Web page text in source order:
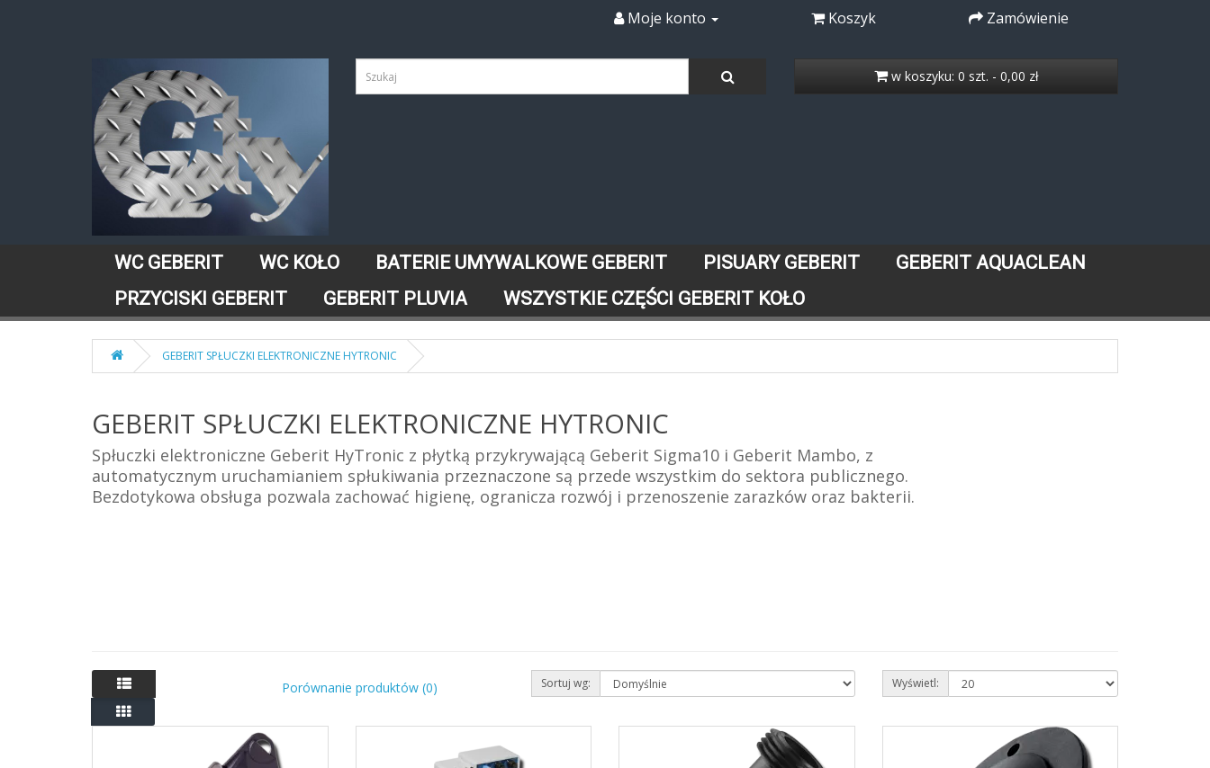
Moje konto Koszyk Zamówienie
w koszyku: 0 szt. - 0,00 zł
WC GEBERIT WC KOŁO BATERIE UMYWALKOWE GEBERIT PISUARY GEBERIT
GEBERIT AQUACLEAN
PRZYCISKI GEBERIT
GEBERIT PLUVIA WSZYSTKIE CZĘŚCI GEBERIT KOŁO
GEBERIT SPŁUCZKI ELEKTRONICZNE HYTRONIC
GEBERIT SPŁUCZKI ELEKTRONICZNE HYTRONIC
Spłuczki elektroniczne Geberit HyTronic z płytką przykrywającą Geberit Sigma10 i Geberit Mambo, z
automatycznym uruchamianiem spłukiwania przeznaczone są przede wszystkim do sektora publicznego.
Bezdotykowa obsługa pozwala zachować higienę, ogranicza rozwój i przenoszenie zarazków oraz bakterii.
Porównanie produktów (0) Sortuj wg: Wyświetl: